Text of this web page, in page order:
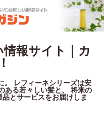
報サイト｜カ
。 レフィーネシリーズは安
ある若々しい髪と、 将来の
とサービスをお届けしま